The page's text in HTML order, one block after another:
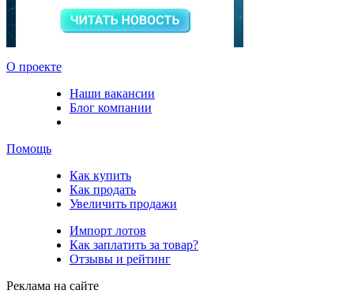
О проекте
Наши вакансии
Блог компании
Помощь
Как купить
Как продать
Увеличить продажи
Импорт лотов
Как заплатить за товар?
Отзывы и рейтинг
Реклама на сайте